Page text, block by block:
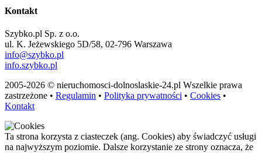
Kontakt
Szybko.pl Sp. z o.o.
ul. K. Jeżewskiego 5D/58, 02-796 Warszawa
info@szybko.pl
info.szybko.pl
2005-2026 © nieruchomosci-dolnoslaskie-24.pl Wszelkie prawa
zastrzeżone • Regulamin • Polityka prywatności • Cookies •
Kontakt
Ta strona korzysta z ciasteczek (ang. Cookies) aby świadczyć usługi
na najwyższym poziomie. Dalsze korzystanie ze strony oznacza, że